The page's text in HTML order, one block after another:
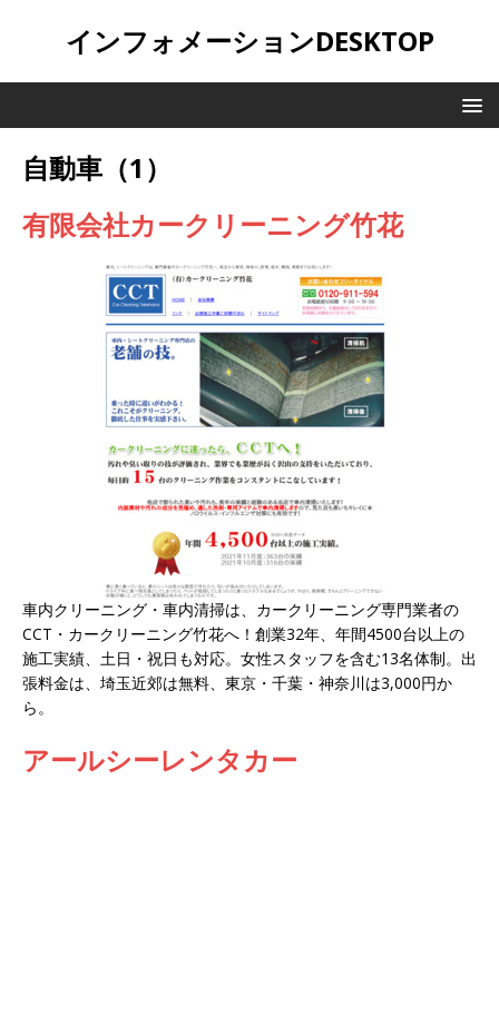
インフォメーションDESKTOP
自動車（1）
有限会社カークリーニング竹花
車内クリーニング・車内清掃は、カークリーニング専門業者の
CCT・カークリーニング竹花へ！創業32年、年間4500台以上の
施工実績、土日・祝日も対応。女性スタッフを含む13名体制。出
張料金は、埼玉近郊は無料、東京・千葉・神奈川は3,000円か
ら。
アールシーレンタカー